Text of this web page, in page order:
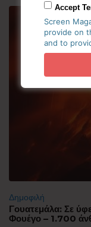
Δημοφιλή
Γουατεμάλα: Σε
Φουέγο – 1.700
Accept
Screen
provide on
and to